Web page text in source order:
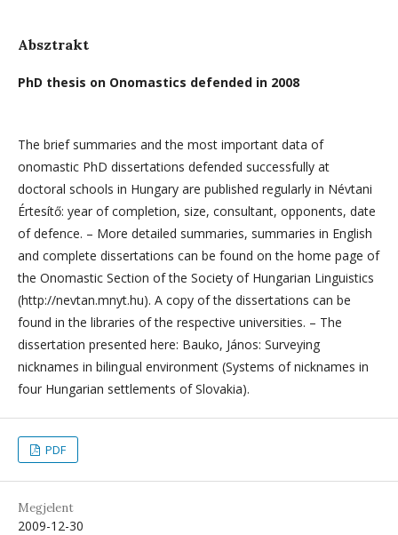
Absztrakt
PhD thesis on Onomastics defended in 2008
The brief summaries and the most important data of
onomastic PhD dissertations defended successfully at
doctoral schools in Hungary are published regularly in Névtani
Értesítő: year of completion, size, consultant, opponents, date
of defence. – More detailed summaries, summaries in English
and complete dissertations can be found on the home page of
the Onomastic Section of the Society of Hungarian Linguistics
(http://nevtan.mnyt.hu). A copy of the dissertations can be
found in the libraries of the respective universities. – The
dissertation presented here: Bauko, János: Surveying
nicknames in bilingual environment (Systems of nicknames in
four Hungarian settlements of Slovakia).
PDF
Megjelent
2009-12-30